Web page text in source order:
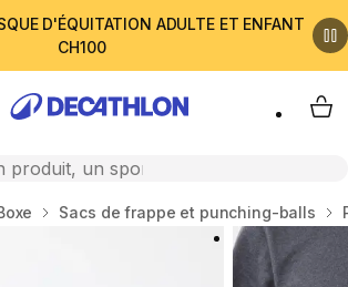
D'ÉQUITATION ADULTE ET ENFANT
CH100
My
Sacs de frappe et punching-balls